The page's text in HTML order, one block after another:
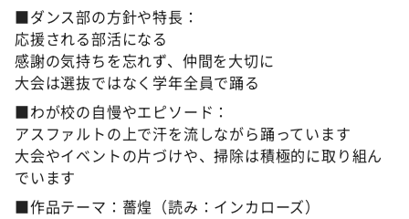
■ダンス部の方針や特長：
応援される部活になる
感謝の気持ちを忘れず、仲間を大切に
大会は選抜ではなく学年全員で踊る
■わが校の自慢やエピソード：
アスファルトの上で汗を流しながら踊っています
大会やイベントの片づけや、掃除は積極的に取り組ん
でいます
■作品テーマ：薔煌（読み：インカローズ）